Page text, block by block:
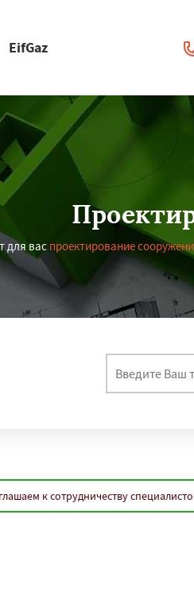
EifGaz
для васпроектирование
к сотрудничеству